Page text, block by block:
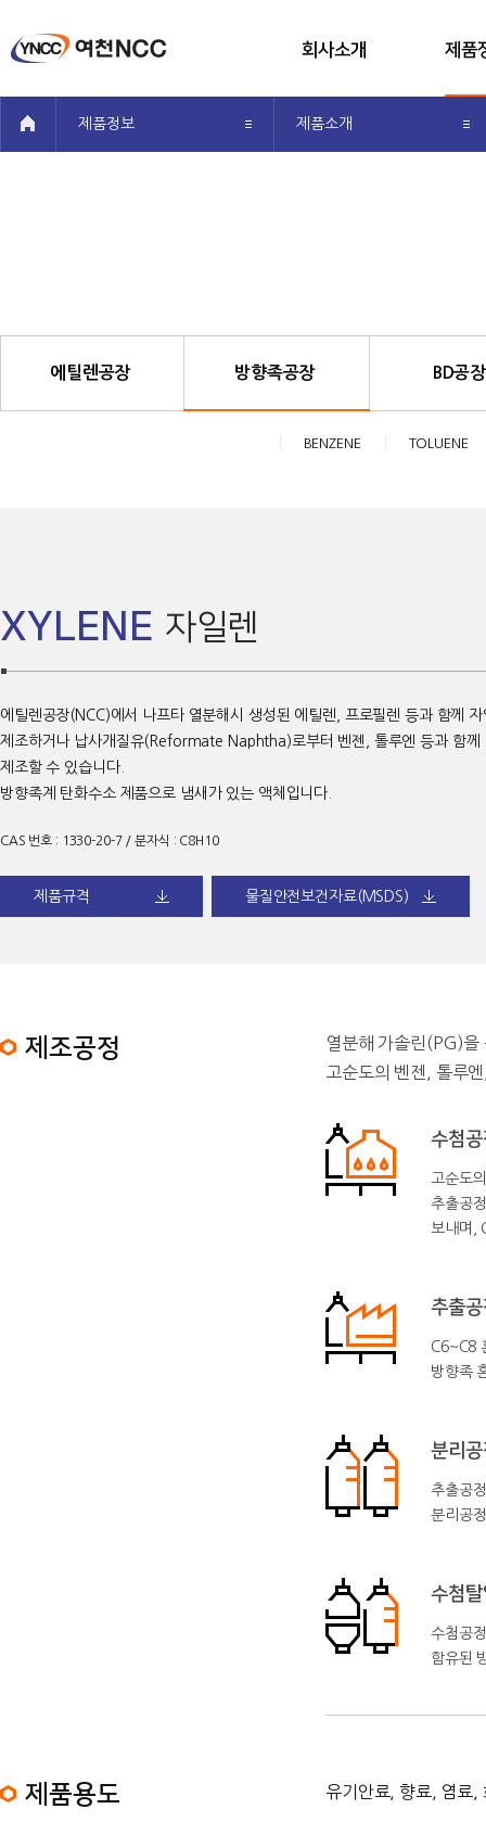
회사소개 제품
제품정보 제품소개
에틸렌공장 방향족공장 BD공장
BENZENE TOLUENE
XYLENE 자일렌
에틸렌공장(NCC)에서 나프타 열분해시 생성된 에틸렌, 프로필렌 등과 함께 자
제조하거나 납사개질유(Reformate Naphtha)로부터 벤젠, 톨루엔 등과 함께
제조할 수 있습니다.
방향족계 탄화수소 제품으로 냄새가 있는 액체입니다.
CAS 번호 : 1330-20-7 / 분자식 : C8H10
제품규격 물질안전보건자료(MSDS)
제조공정
열분해 가솔린(PG)을
고순도의 벤젠, 톨루
수첨공
고순도
추출공
보내며,
추출공
C6~C8
방향족
분리공
추출공
분리공
수첨
수첨공
함유된
제품용도 유기안료, 향료, 염료,